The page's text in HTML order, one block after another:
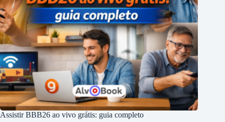
Assistir BBB26 ao vivo grátis: guia completo